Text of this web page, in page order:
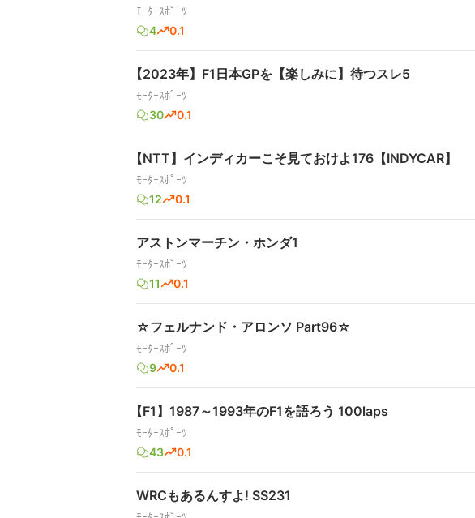
ﾓｰﾀｰｽﾎﾟｰﾂ
4
0.1
【2023年】F1日本GPを【楽しみに】待つスレ5
ﾓｰﾀｰｽﾎﾟｰﾂ
30
0.1
【NTT】インディカーこそ見ておけよ176【INDYCAR】
ﾓｰﾀｰｽﾎﾟｰﾂ
12
0.1
アストンマーチン・ホンダ1
ﾓｰﾀｰｽﾎﾟｰﾂ
11
0.1
☆フェルナンド・アロンソ Part96☆
ﾓｰﾀｰｽﾎﾟｰﾂ
9
0.1
【F1】1987～1993年のF1を語ろう 100laps
ﾓｰﾀｰｽﾎﾟｰﾂ
43
0.1
WRCもあるんすよ! SS231